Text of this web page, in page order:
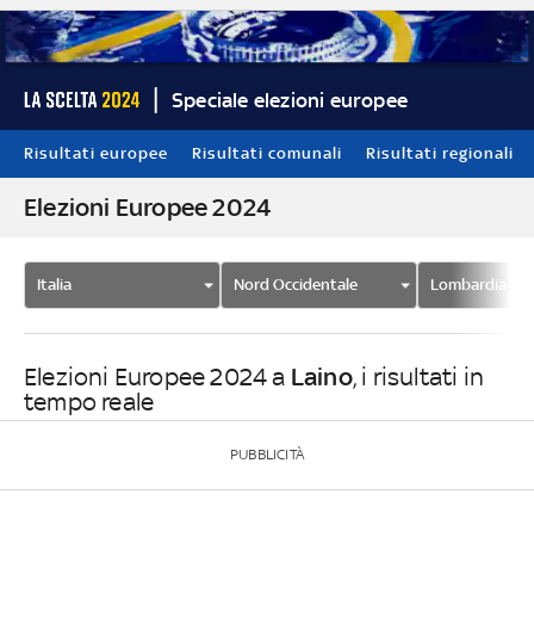
Speciale elezioni europee
Risultati europee Risultati comunali Risultati regionali
Elezioni Europee 2024
Italia Nord Occidentale Lombardia
Elezioni Europee 2024 a Laino, i risultati in
tempo reale
PUBBLICITÀ